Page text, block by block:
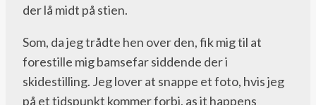
der lå midt på stien.
Som, da jeg trådte hen over den, fik mig til at
forestille mig bamsefar siddende der i
skidestilling. Jeg lover at snappe et foto, hvis jeg
på et tidspunkt kommer forbi, as it happens